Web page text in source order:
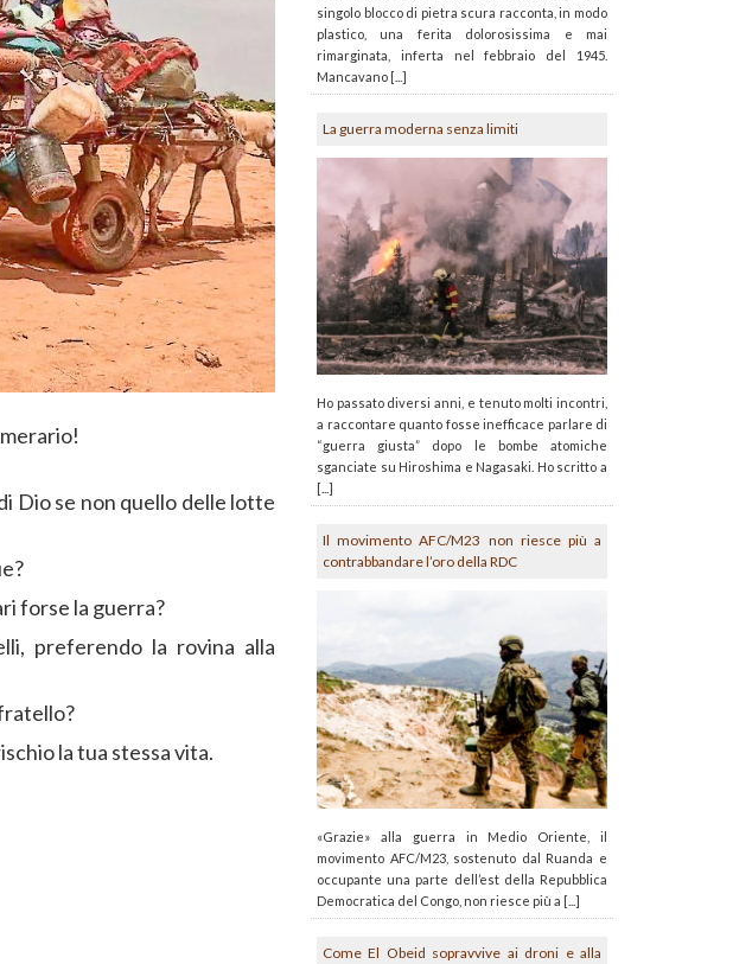
Dio se non quello delle lotte
forse la guerra?
preferendo la rovina alla
la tua stessa vita.
singolo blocco di pietra scura racconta, in modo
plastico, una ferita dolorosissima e mai
rimarginata, inferta nel febbraio del 1945.
Mancavano [...]
La guerra moderna senza limiti
Ho passato diversi anni, e tenuto molti incontri,
a raccontare quanto fosse inefficace parlare di
“guerra giusta” dopo le bombe atomiche
sganciate su Hiroshima e Nagasaki. Ho scritto a
[...]
Il movimento AFC/M23 non riesce più a
contrabbandare l’oro della RDC
«Grazie» alla guerra in Medio Oriente, il
movimento AFC/M23, sostenuto dal Ruanda e
occupante una parte dell’est della Repubblica
Democratica del Congo, non riesce più a [...]
Come El Obeid sopravvive ai droni e alla